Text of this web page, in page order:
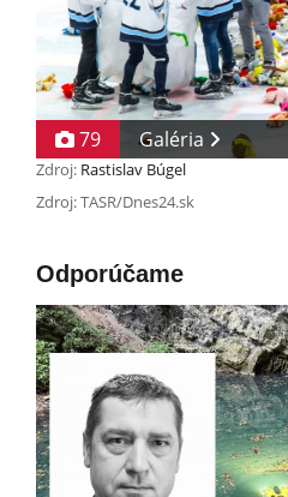
79 Galéria
Zdroj: Rastislav Búgel
Zdroj: TASR/Dnes24.sk
Odporúčame